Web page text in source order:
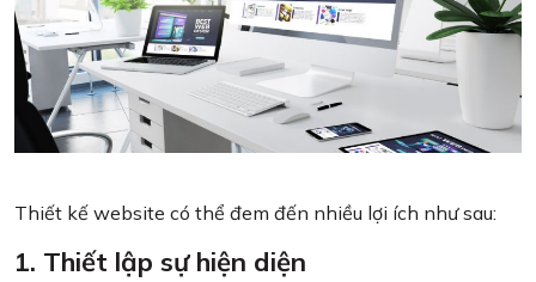
Thiết kế website có thể đem đến nhiều lợi ích như sau:
1. Thiết lập sự hiện diện